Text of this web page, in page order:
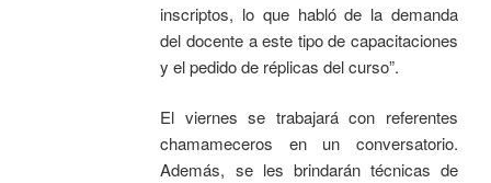
inscriptos, lo que habló de la demanda
del docente a este tipo de capacitaciones
y el pedido de réplicas del curso”.
El viernes se trabajará con referentes
chamameceros en un conversatorio.
Además, se les brindarán técnicas de